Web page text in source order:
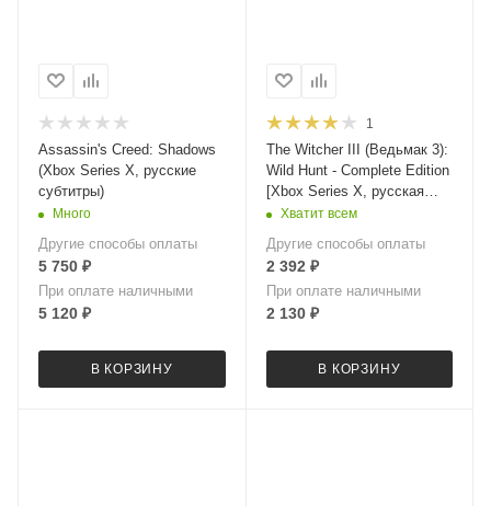
Assassin's Creed: Shadows
(Xbox Series X, русские
субтитры)
Много
Другие способы оплаты
5 750 ₽
При оплате наличными
5 120 ₽
В КОРЗИНУ
1
The Witcher III (Ведьмак 3):
Wild Hunt - Complete Edition
[Xbox Series X, русская
версия]
Хватит всем
Другие способы оплаты
2 392 ₽
При оплате наличными
2 130₽
В КОРЗИНУ